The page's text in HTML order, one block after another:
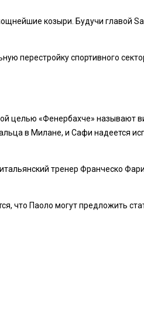
козыри. Будучи главой
перестройку спортивного
целью «Фенербахче» называют
в Милане, и Сафи надеется
тренер Франческо
что Паоло могут предложить